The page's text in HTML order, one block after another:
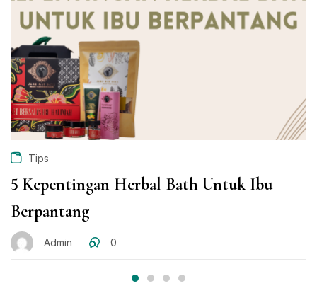
Tips
5 Kepentingan Herbal Bath Untuk Ibu
Berpantang
Admin 0